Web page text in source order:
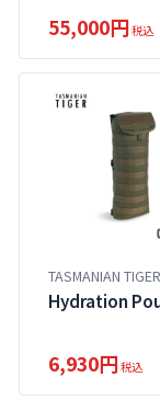
55,000円税込
TASMANIAN TIGER
Hydration
6,930円税込